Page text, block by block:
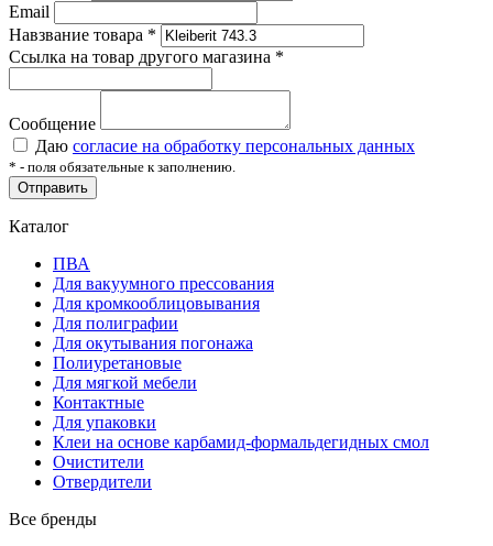
Email
Навзвание товара *
Ссылка на товар другого магазина *
Сообщение
Даю согласие на обработку персональных данных
* - поля обязательные к заполнению.
Отправить
Каталог
ПВА
Для вакуумного прессования
Для кромкооблицовывания
Для полиграфии
Для окутывания погонажа
Полиуретановые
Для мягкой мебели
Контактные
Для упаковки
Клеи на основе карбамид-формальдегидных смол
Очистители
Отвердители
Все бренды